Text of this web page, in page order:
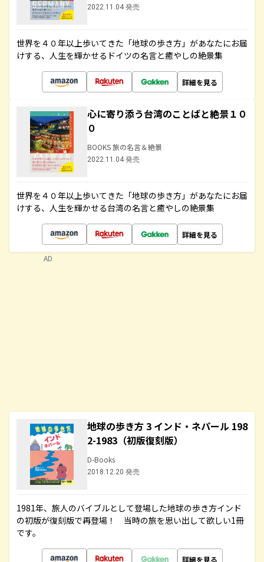
2022.11.04 発売
世界を４０年以上歩いてきた「地球の歩き方」があなたにお届
けする、人生を輝かせるドイツの名言と癒やしの絶景集
詳細を見る
心に寄り添う台湾のことばと絶景１０
０
BOOKS 旅の名言＆絶景
2022.11.04 発売
世界を４０年以上歩いてきた「地球の歩き方」があなたにお届
けする、人生を輝かせる台湾の名言と癒やしの絶景集
詳細を見る
地球の歩き方 3 インド・ネパール 198
2-1983（初版復刻版）
D-Books
2018.12.20 発売
1981年、旅人のバイブルとして登場した地球の歩き方インド
の初版が復刻版で再登場！ 当時の旅を思い出して欲しい1冊
です。
詳細を見る
AD